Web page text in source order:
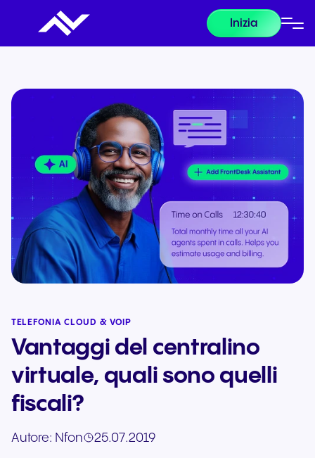
Inizia
TELEFONIA CLOUD & VOIP
Vantaggi del centralino
virtuale, quali sono quelli
fiscali?
Autore: Nfon 25.07.2019